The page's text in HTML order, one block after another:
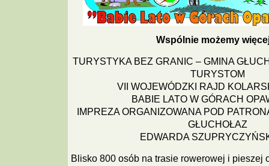
Wspólnie możemy
TURYSTYKA BEZ GRANIC – GMINA
TURYSTOM
VII WOJEWÓDZKI RAJD
BABIE LATO W GÓRACH
IMPREZA ORGANIZOWANA POD
GŁUCHOŁAZ
EDWARDA
Blisko 800 osób na trasie rowerowej i pieszej